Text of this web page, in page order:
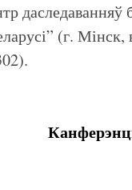
даследаванняў
(г. Мінск,